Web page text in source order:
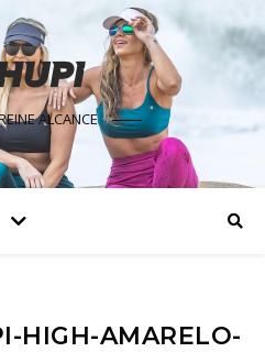
ALCANCE
HIGH-AMARELO-